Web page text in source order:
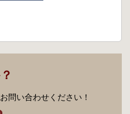
問い合わせください！